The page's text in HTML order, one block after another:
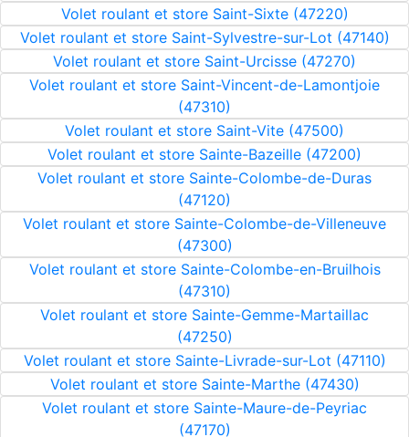
Volet roulant et store Saint-Sixte (47220)
Volet roulant et store Saint-Sylvestre-sur-Lot (47140)
Volet roulant et store Saint-Urcisse (47270)
Volet roulant et store Saint-Vincent-de-Lamontjoie
(47310)
Volet roulant et store Saint-Vite (47500)
Volet roulant et store Sainte-Bazeille (47200)
Volet roulant et store Sainte-Colombe-de-Duras
(47120)
Volet roulant et store Sainte-Colombe-de-Villeneuve
(47300)
Volet roulant et store Sainte-Colombe-en-Bruilhois
(47310)
Volet roulant et store Sainte-Gemme-Martaillac
(47250)
Volet roulant et store Sainte-Livrade-sur-Lot (47110)
Volet roulant et store Sainte-Marthe (47430)
Volet roulant et store Sainte-Maure-de-Peyriac
(47170)